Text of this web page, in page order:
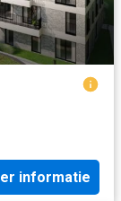
informatie